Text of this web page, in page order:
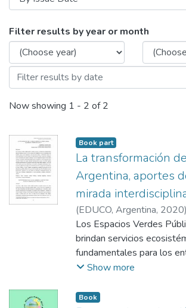
Browsing Libros by Issue
Filter results by year or month
Now showing 1 - 2 of 2
Book part
La transformación
Argentina, aportes
mirada
(EDUCO, Argentina, 2020)
Andrea;Datri, Leonardo;
Lecuona, Juan Manuel;
Herrera, Vanesa;Canay,
Los Espacios Verdes
brindan servicios
fundamentales para los
no sólo inciden en la
reguladores del microclima
Show more
Book